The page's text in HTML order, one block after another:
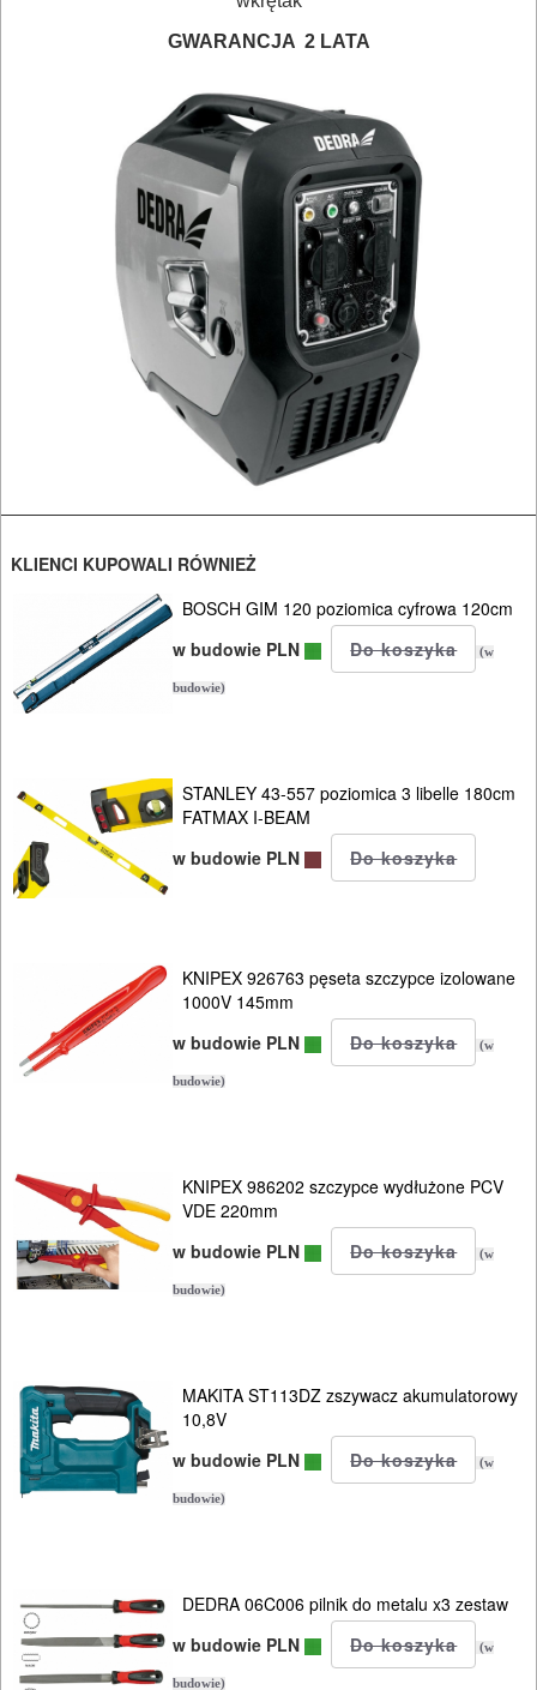
URZĄDZENIA
ROZRUCHOWE
PROSTOWNIKI
OSPRZĘT
AGREGATY
PRĄDOWE
(380V)
osprzęt
ROBOCZA
I
BHP
SPRZĘT
OGRODNICZE
NARZĘDZIA
PILARKI-
MYJKI
CIŚNIENIOWE
GWARANCJA 2 LATA
KLIENCI KUPOWALI RÓWNIEŻ
BOSCH GIM 120 poziomica cyfrowa 120cm
w budowie PLN
(w
budowie)
STANLEY 43-557 poziomica 3 libelle 180cm
FATMAX I-BEAM
w budowie PLN
KNIPEX 926763 pęseta szczypce izolowane
1000V 145mm
w budowie PLN
(w
budowie)
KNIPEX 986202 szczypce wydłużone PCV
VDE 220mm
w budowie PLN
(w
budowie)
MAKITA ST113DZ zszywacz akumulatorowy
10,8V
w budowie PLN
(w
budowie)
DEDRA 06C006 pilnik do metalu x3 zestaw
w budowie PLN
(w
budowie)